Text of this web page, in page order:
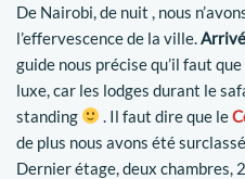
De Nairobi, de nuit , nous
l’effervescence de la ville.
guide nous précise qu’il faut
luxe, car les lodges durant le
standing
. Il faut dire que le
de plus nous avons été
Dernier étage, deux chambres,